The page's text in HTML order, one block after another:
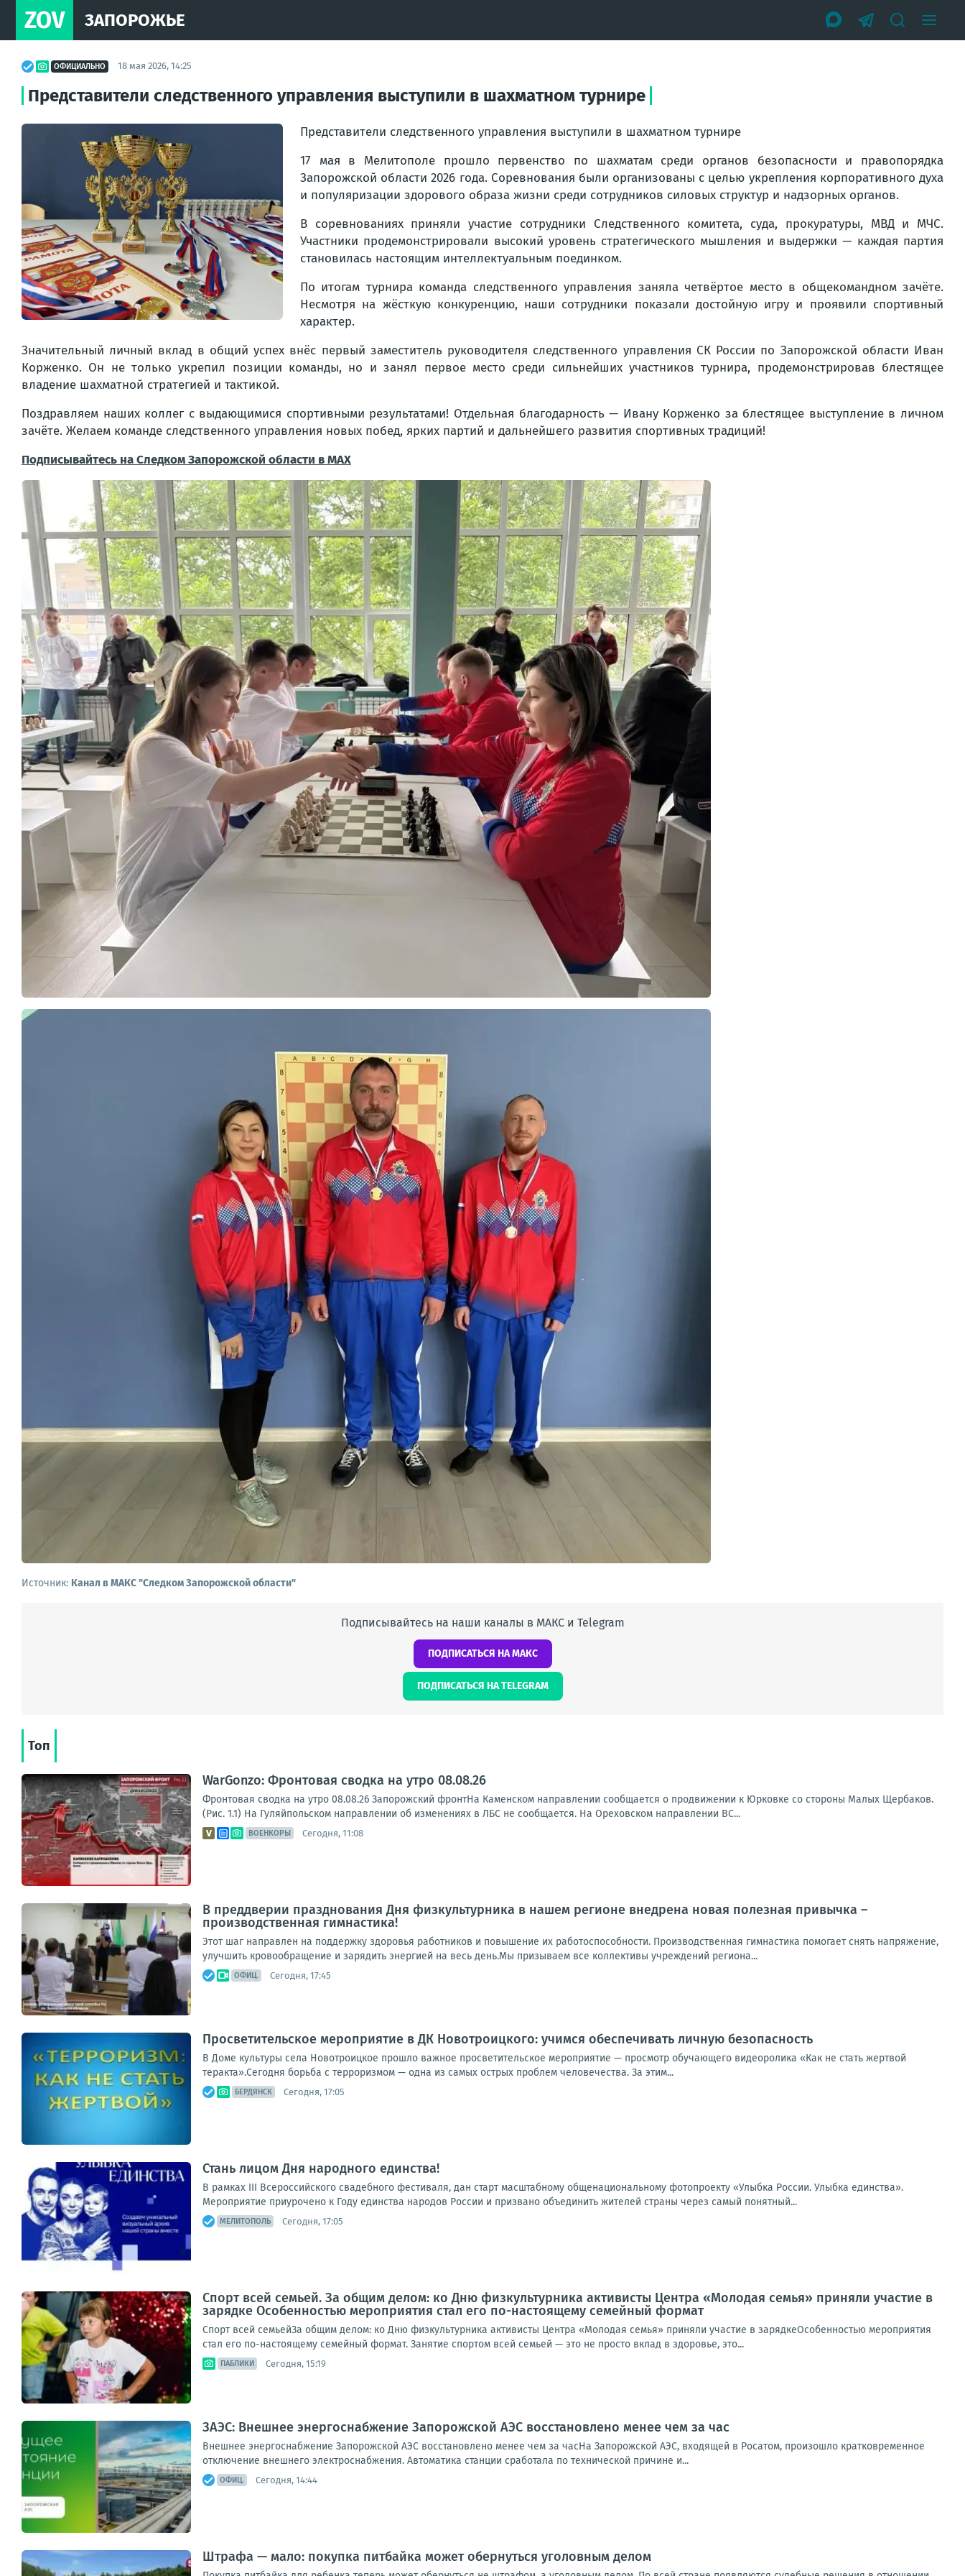
ZOV ЗАПОРОЖЬЕ
ОФИЦИАЛЬНО 18 мая 2026, 14:25
Представители следственного управления выступили в шахматном турнире
Представители следственного управления выступили в шахматном турнире
17 мая в Мелитополе прошло первенство по шахматам среди органов безопасности и правопорядка
Запорожской области 2026 года. Соревнования были организованы с целью укрепления корпоративного духа
и популяризации здорового образа жизни среди сотрудников силовых структур и надзорных органов.
В соревнованиях приняли участие сотрудники Следственного комитета, суда, прокуратуры, МВД и МЧС.
Участники продемонстрировали высокий уровень стратегического мышления и выдержки — каждая партия
становилась настоящим интеллектуальным поединком.
По итогам турнира команда следственного управления заняла четвёртое место в общекомандном зачёте.
Несмотря на жёсткую конкуренцию, наши сотрудники показали достойную игру и проявили спортивный
характер.
Значительный личный вклад в общий успех внёс первый заместитель руководителя следственного управления СК России по Запорожской области Иван
Корженко. Он не только укрепил позиции команды, но и занял первое место среди сильнейших участников турнира, продемонстрировав блестящее
владение шахматной стратегией и тактикой.
Поздравляем наших коллег с выдающимися спортивными результатами! Отдельная благодарность — Ивану Корженко за блестящее выступление в личном
зачёте. Желаем команде следственного управления новых побед, ярких партий и дальнейшего развития спортивных традиций!
Подписывайтесь на Следком Запорожской области в МАХ
Источник: Канал в МАКС "Следком Запорожской области"
Подписывайтесь на наши каналы в МАКС и Telegram
ПОДПИСАТЬСЯ НА МАКС
ПОДПИСАТЬСЯ НА TELEGRAM
Топ
WarGonzo: Фронтовая сводка на утро 08.08.26
Фронтовая сводка на утро 08.08.26 Запорожский фронтНа Каменском направлении сообщается о продвижении к Юрковке со стороны Малых Щербаков.
(Рис. 1.1) На Гуляйпольском направлении об изменениях в ЛБС не сообщается. На Ореховском направлении ВС...
ВОЕНКОРЫ Сегодня, 11:08
В преддверии празднования Дня физкультурника в нашем регионе внедрена новая полезная привычка –
производственная гимнастика!
Этот шаг направлен на поддержку здоровья работников и повышение их работоспособности. Производственная гимнастика помогает снять напряжение,
улучшить кровообращение и зарядить энергией на весь день.Мы призываем все коллективы учреждений региона...
ОФИЦ. Сегодня, 17:45
Просветительское мероприятие в ДК Новотроицкого: учимся обеспечивать личную безопасность
В Доме культуры села Новотроицкое прошло важное просветительское мероприятие — просмотр обучающего видеоролика «Как не стать жертвой
теракта».Сегодня борьба с терроризмом — одна из самых острых проблем человечества. За этим...
БЕРДЯНСК Сегодня, 17:05
Стань лицом Дня народного единства!
В рамках III Всероссийского свадебного фестиваля, дан старт масштабному общенациональному фотопроекту «Улыбка России. Улыбка единства».
Мероприятие приурочено к Году единства народов России и призвано объединить жителей страны через самый понятный...
МЕЛИТОПОЛЬ Сегодня, 17:05
Спорт всей семьей. За общим делом: ко Дню физкультурника активисты Центра «Молодая семья» приняли участие в
зарядке Особенностью мероприятия стал его по-настоящему семейный формат
Спорт всей семьейЗа общим делом: ко Дню физкультурника активисты Центра «Молодая семья» приняли участие в зарядкеОсобенностью мероприятия
стал его по-настоящему семейный формат. Занятие спортом всей семьей — это не просто вклад в здоровье, это...
ПАБЛИКИ Сегодня, 15:19
ЗАЭС: Внешнее энергоснабжение Запорожской АЭС восстановлено менее чем за час
Внешнее энергоснабжение Запорожской АЭС восстановлено менее чем за часНа Запорожской АЭС, входящей в Росатом, произошло кратковременное
отключение внешнего электроснабжения. Автоматика станции сработала по технической причине и...
ОФИЦ. Сегодня, 14:44
Штрафа — мало: покупка питбайка может обернуться уголовным делом